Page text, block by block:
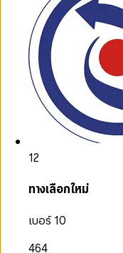
12
ทางเลือกใหม่
เบอร์ 10
464